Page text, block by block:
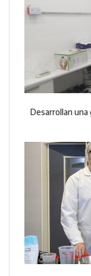
Desarrollan